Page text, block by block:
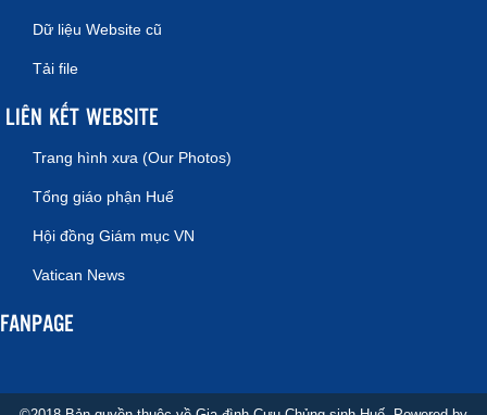
Dữ liệu Website cũ
Tải file
LIÊN KẾT WEBSITE
Trang hình xưa (Our Photos)
Tổng giáo phận Huế
Hội đồng Giám mục VN
Vatican News
FANPAGE